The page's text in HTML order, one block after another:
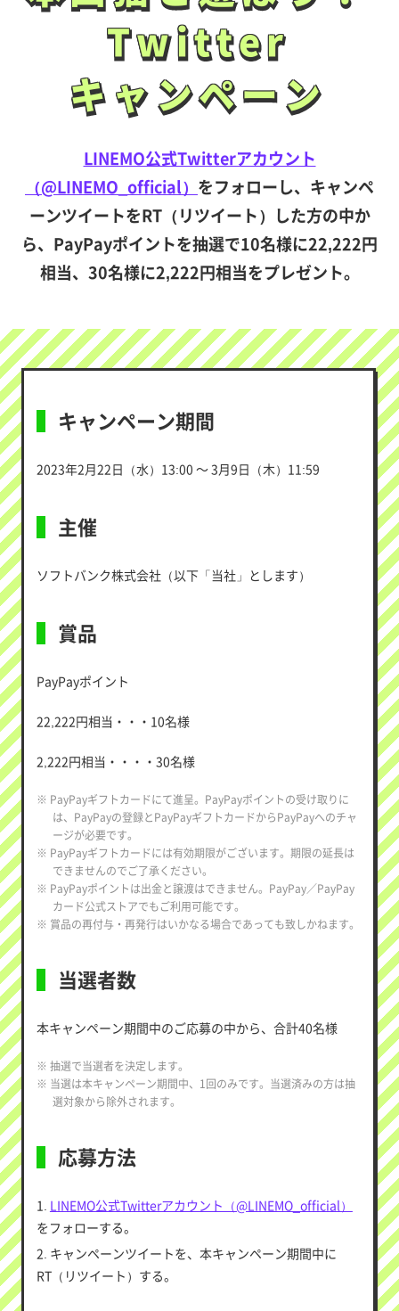
Twitter
キャンペーン
Twitter
キャンペーン
LINEMO公式Twitterアカウント
（@LINEMO_official） をフォローし、キャンペ
ーンツイートをRT（リツイート）した方の中か
ら、PayPayポイントを抽選で10名様に22,222円
相当、30名様に2,222円相当をプレゼント。
キャンペーン期間
2023年2月22日（水）13:00 ～ 3月9日（木）11:59
主催
ソフトバンク株式会社（以下「当社」とします）
賞品
PayPayポイント
22,222円相当・・・10名様
2,222円相当・・・・30名様
※ PayPayギフトカードにて進呈。PayPayポイントの受け取りに
は、PayPayの登録とPayPayギフトカードからPayPayへのチャ
ージが必要です。
※ PayPayギフトカードには有効期限がございます。期限の延長は
できませんのでご了承ください。
※ PayPayポイントは出金と譲渡はできません。PayPay／PayPay
カード公式ストアでもご利用可能です。
※ 賞品の再付与・再発行はいかなる場合であっても致しかねます。
当選者数
本キャンペーン期間中のご応募の中から、合計40名様
※ 抽選で当選者を決定します。
※ 当選は本キャンペーン期間中、1回のみです。当選済みの方は抽
選対象から除外されます。
応募方法
1. LINEMO公式Twitterアカウント（@LINEMO_official）
をフォローする。
2. キャンペーンツイートを、本キャンペーン期間中に
RT（リツイート）する。